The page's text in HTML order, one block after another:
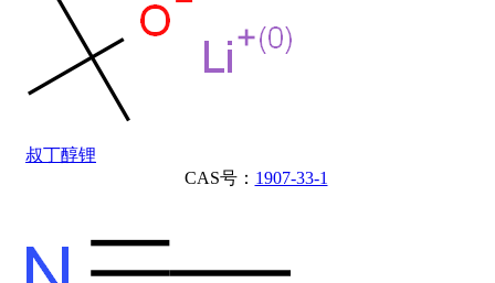
叔丁醇锂
CAS号： 1907-33-1